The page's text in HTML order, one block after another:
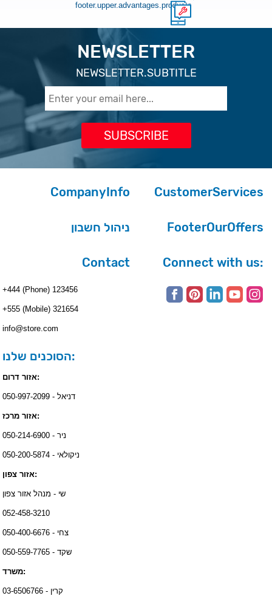
footer.upper.advantages.products
NEWSLETTER
NEWSLETTER.SUBTITLE
CompanyInfo CustomerServices
ניהול חשבון FooterOurOffers
Contact
+444 (Phone) 123456
+555 (Mobile) 321654
info@store.com
הסוכנים שלנו:
אזור דרום:
דניאל - 050-997-2099
אזור מרכז:
ניר - 050-214-6900
ניקולאי - 050-200-5874
אזור צפון:
שי - מנהל אזור צפון
052-458-3210
צחי - 050-400-6676
שקד - 050-559-7765
משרד:
קרין - 03-6506766
Connect with us: